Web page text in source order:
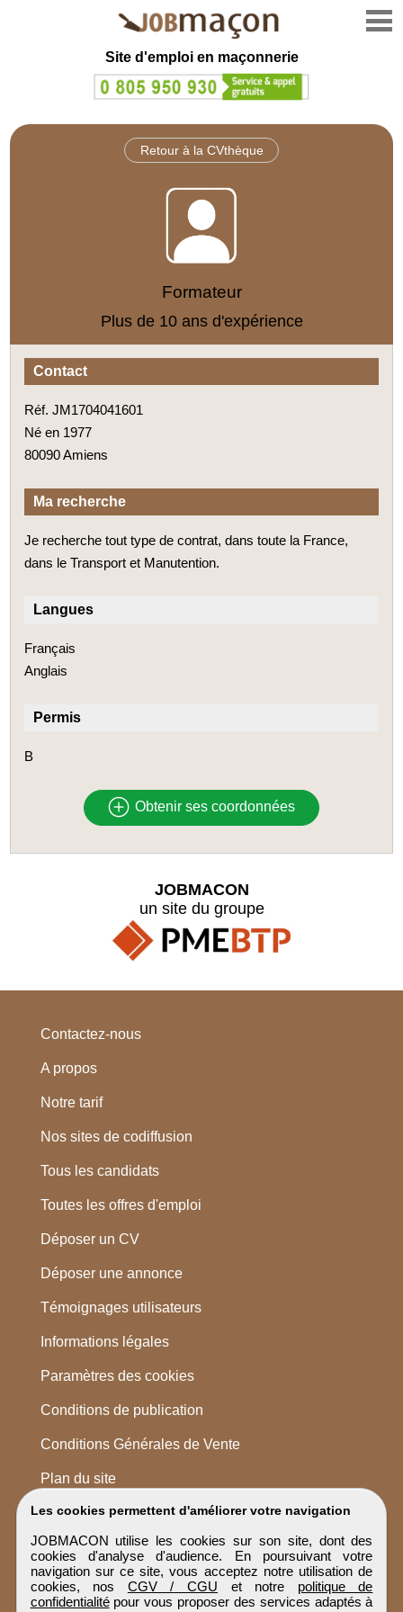
Site d'emploi en maçonnerie
Retour à la CVthèque
Formateur
Plus de 10 ans d'expérience
Contact
Réf. JM1704041601
Né en 1977
80090 Amiens
Ma recherche
Je recherche tout type de contrat, dans toute la France,
dans le Transport et Manutention.
Langues
Français
Anglais
Permis
B
Obtenir ses coordonnées
Les cookies permettent d'améliorer votre navigation
JOBMACON utilise les cookies sur son site, dont des
cookies d'analyse d'audience. En poursuivant votre
navigation sur ce site, vous acceptez notre utilisation de
cookies, nos CGV / CGU et notre politique de
confidentialitépour vous proposer des services adaptés à
JOBMACON
un site du groupe
Contactez-nous
A propos
Notre tarif
Nos sites de codiffusion
Tous les candidats
Toutes les offres d'emploi
Déposer un CV
Déposer une annonce
Témoignages utilisateurs
Informations légales
Paramètres des cookies
Conditions de publication
Conditions Générales de Vente
Plan du site